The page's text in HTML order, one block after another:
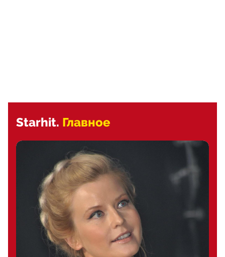
Starhit. Главное